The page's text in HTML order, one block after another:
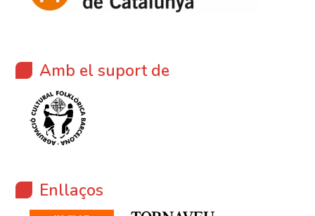
Amb el suport de
Enllaços